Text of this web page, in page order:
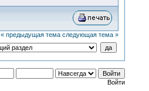
« предыдущая тема следующая тема »
Войти